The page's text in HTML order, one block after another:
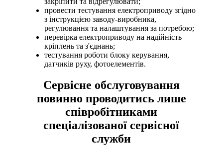
провести тестування електроприводу згідно
з інструкцією заводу-виробника,
регулювання та налаштування за потребою;
перевірка електроприводу на надійність
кріплень та з'єднань;
тестування роботи блоку керування,
датчиків руху, фотоелементів.
Сервісне обслуговування
повинно проводитись лише
співробітниками
спеціалізованої сервісної
служби